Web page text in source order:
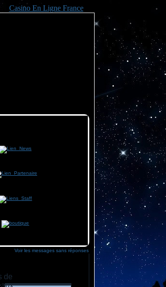
Casino En Ligne France
Voir les messages sans réponses